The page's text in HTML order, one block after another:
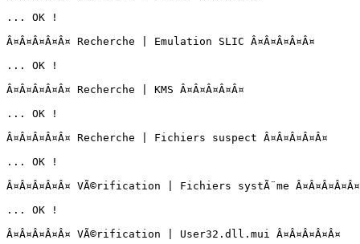
... OK !
Â¤Â¤Â¤Â¤Â¤ Recherche | Emulation SLIC Â¤Â¤Â¤Â¤Â¤
... OK !
Â¤Â¤Â¤Â¤Â¤ Recherche | KMS Â¤Â¤Â¤Â¤Â¤
... OK !
Â¤Â¤Â¤Â¤Â¤ Recherche | Fichiers suspect Â¤Â¤Â¤Â¤Â¤
... OK !
Â¤Â¤Â¤Â¤Â¤ VÃ©rification | Fichiers systÃ¨me Â¤Â¤Â¤Â¤Â¤
... OK !
Â¤Â¤Â¤Â¤Â¤ VÃ©rification | User32.dll.mui Â¤Â¤Â¤Â¤Â¤